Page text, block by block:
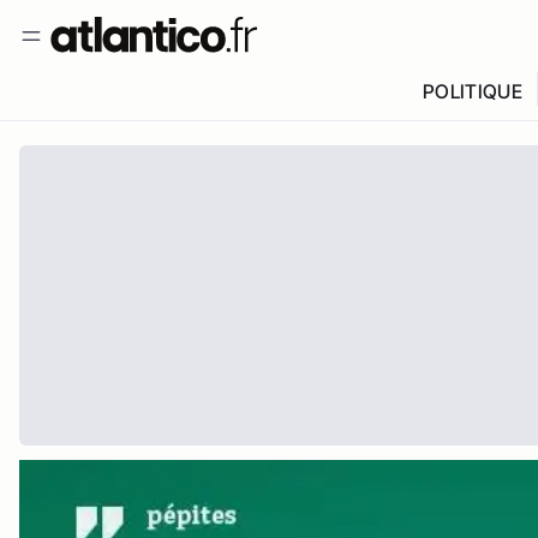
POLITIQUE